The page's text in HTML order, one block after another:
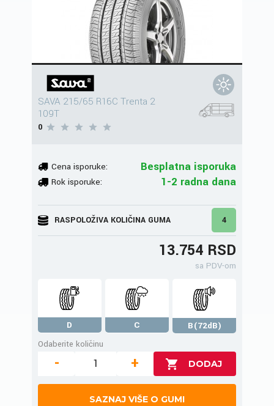
SAVA 215/65 R16C Trenta 2
109T
0
Cena isporuke: Besplatna isporuka
Rok isporuke: 1-2 radna dana
RASPOLOŽIVA KOLIČINA GUMA 4
13.754 RSD
sa PDV-om
D C
B(72dB)
Odaberite količinu
- +
SAZNAJ VIŠE O GUMI